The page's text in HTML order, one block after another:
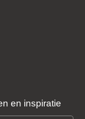
en inspiratie